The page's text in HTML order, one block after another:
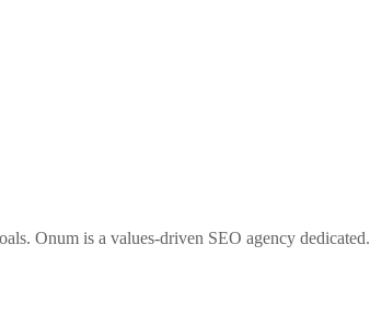
Onum is a values-driven SEO agency dedicated.